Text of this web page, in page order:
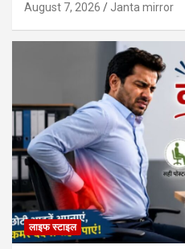
August 7, 2026 Janta mirror
लाइफ स्टाइल